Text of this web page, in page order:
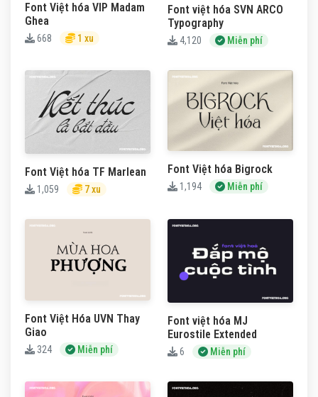
Font Việt hóa VIP Madam
Ghea
668 1 xu
Font việt hóa SVN ARCO
Typography
4,120 Miễn phí
Font Việt hóa TF Marlean
1,059 7 xu
Font Việt hóa Bigrock
1,194 Miễn phí
Font Việt Hóa UVN Thay
Giao
324 Miễn phí
Font việt hóa MJ
Eurostile Extended
6 Miễn phí